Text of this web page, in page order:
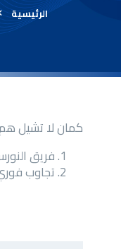
الرئيسية
كمان لا تشيل هم
فريق
تجاوب